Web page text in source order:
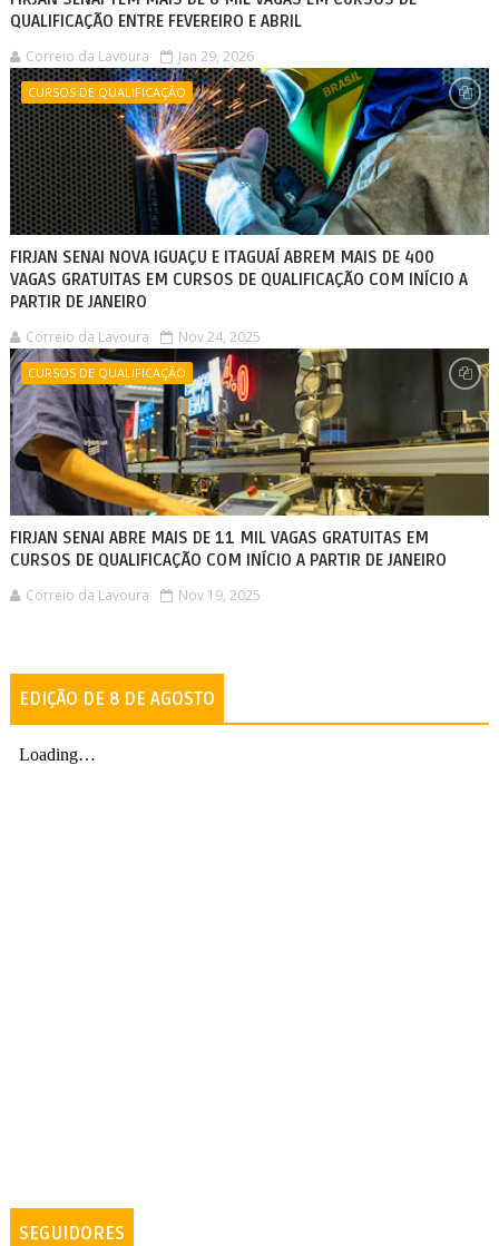
QUALIFICAÇÃO ENTRE FEVEREIRO E ABRIL
Correio da Lavoura Jan 29, 2026
CURSOS DE QUALIFICAÇÃO
FIRJAN SENAI NOVA IGUAÇU E ITAGUAÍ ABREM MAIS DE 400
VAGAS GRATUITAS EM CURSOS DE QUALIFICAÇÃO COM INÍCIO A
PARTIR DE JANEIRO
Correio da Lavoura Nov 24, 2025
CURSOS DE QUALIFICAÇÃO
FIRJAN SENAI ABRE MAIS DE 11 MIL VAGAS GRATUITAS EM
CURSOS DE QUALIFICAÇÃO COM INÍCIO A PARTIR DE JANEIRO
Correio da Lavoura Nov 19, 2025
EDIÇÃO DE 8 DE AGOSTO
SEGUIDORES